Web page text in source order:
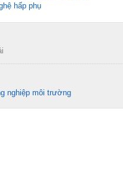
hấp phụ
nghiệp môi trường